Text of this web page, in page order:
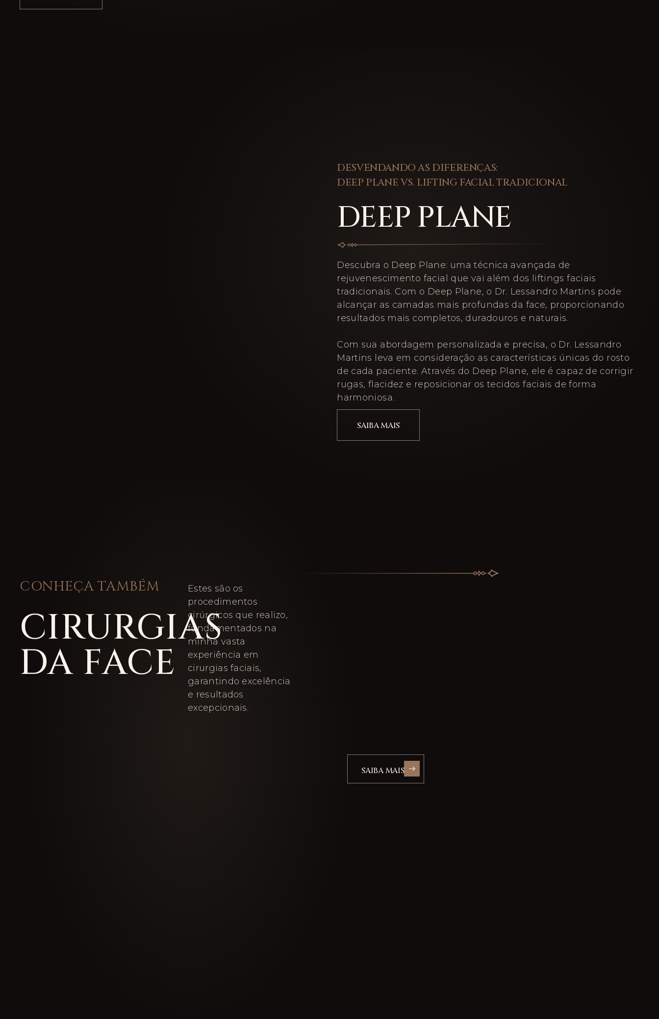
DESVENDANDO AS DIFERENÇAS:
DEEP PLANE VS. LIFTING FACIAL TRADICIONAL
DEEP PLANE
Descubra o Deep Plane: uma técnica avançada de
rejuvenescimento facial que vai além dos liftings faciais
tradicionais. Com o Deep Plane, o Dr. Lessandro Martins pode
alcançar as camadas mais profundas da face, proporcionando
resultados mais completos, duradouros e naturais.
Com sua abordagem personalizada e precisa, o Dr. Lessandro
Martins leva em consideração as características únicas do rosto
de cada paciente. Através do Deep Plane, ele é capaz de corrigir
rugas, flacidez e reposicionar os tecidos faciais de forma
harmoniosa.
SAIBA MAIS
CONHEÇA TAMBÉM
CIRURGIAS
DA FACE
Estes são os
procedimentos
cirúrgicos que realizo,
fundamentados na
minha vasta
experiência em
cirurgias faciais,
garantindo excelência
e resultados
excepcionais.
SAIBA MAIS